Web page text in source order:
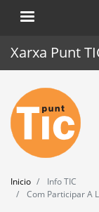
Xarxa Punt
Inicio
Punt TIC
Actualidad
Agenda
Inicio
Info TIC
Com Participar A